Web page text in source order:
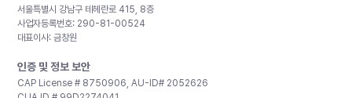
서울특별시 강남구 테헤란로 415, 8층
사업자등록번호: 290-81-00524
대표이사: 금창원
인증 및 정보 보안
CAP License # 8750906, AU-ID# 2052626